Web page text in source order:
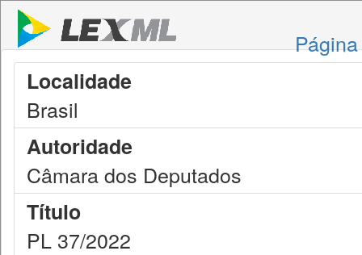
Localidade
Brasil
Autoridade
Câmara dos Deputados
Título
PL 37/2022